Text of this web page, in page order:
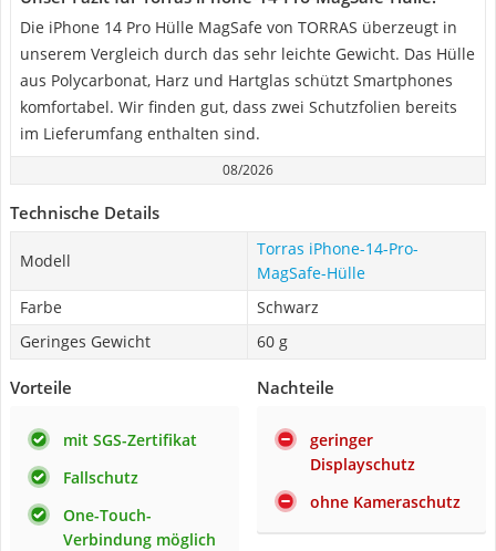
Die iPhone 14 Pro Hülle MagSafe von TORRAS überzeugt in
unserem Vergleich durch das sehr leichte Gewicht. Das Hülle
aus Polycarbonat, Harz und Hartglas schützt Smartphones
komfortabel. Wir finden gut, dass zwei Schutzfolien bereits
im Lieferumfang enthalten sind.
08/2026
Technische Details
Modell
Torras iPhone-14-Pro-
MagSafe-Hülle
Farbe
Schwarz
Geringes Gewicht
60 g
Vorteile
mit SGS-Zertifikat
Fallschutz
One-Touch-
Verbindung möglich
Nachteile
geringer
Displayschutz
ohne Kameraschutz